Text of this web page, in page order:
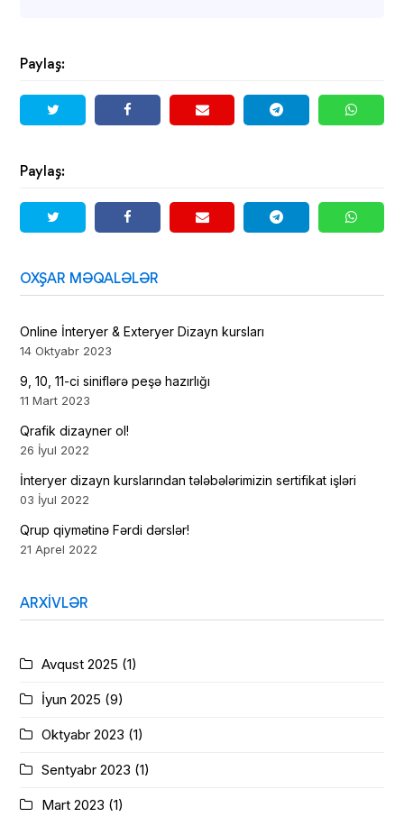
Paylaş:
Paylaş:
OXŞAR MƏQALƏLƏR
Online İnteryer & Exteryer Dizayn kursları
14 Oktyabr 2023
9, 10, 11-ci siniflərə peşə hazırlığı
11 Mart 2023
Qrafik dizayner ol!
26 İyul 2022
İnteryer dizayn kurslarından tələbələrimizin sertifikat işləri
03 İyul 2022
Qrup qiymətinə Fərdi dərslər!
21 Aprel 2022
ARXIVLƏR
Avqust 2025 (1)
İyun 2025 (9)
Oktyabr 2023 (1)
Sentyabr 2023 (1)
Mart 2023 (1)